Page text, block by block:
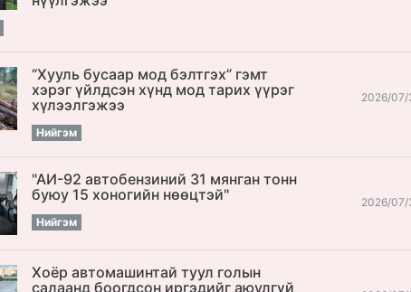
“Хууль бусаар мод бэлтгэх” гэмт
хэрэг үйлдсэн хүнд мод тарих үүрэг
хүлээлгэжээ
Нийгэм
2026/07/
"АИ-92 автобензиний 31 мянган тонн
буюу 15 хоногийн нөөцтэй"
Нийгэм
2026/07/
Хоёр автомашинтай туул голын
салаанд боогдсон иргэдийг аюулгүй